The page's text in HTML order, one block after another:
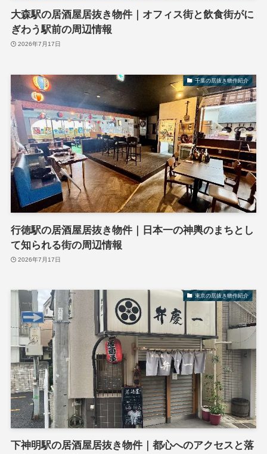
大森駅の居酒屋居抜き物件｜オフィス街と飲食街がに
ぎわう駅前の周辺情報
2026年7月17日
千葉の居抜き物件紹介
行徳駅の居酒屋居抜き物件｜日本一の神輿のまちとし
て知られる街の周辺情報
2026年7月17日
東京の居抜き物件紹介
下神明駅の居酒屋居抜き物件｜都心へのアクセスと落